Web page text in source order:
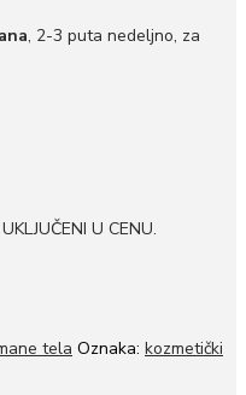
, 2-3 puta nedeljno, za
U CENU.
tela Oznaka: kozmetički